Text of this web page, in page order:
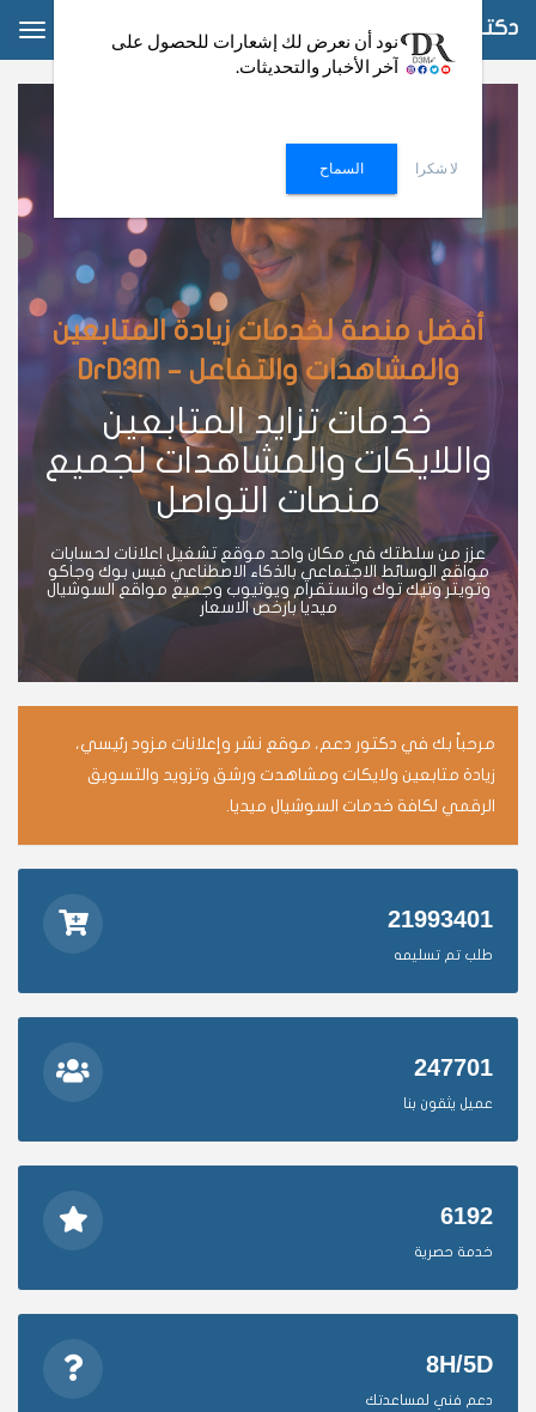
دكتور دعم
أفضل منصة لخدمات زيادة المتابعين
والمشاهدات والتفاعل – DrD3M
خدمات تزايد المتابعين
واللايكات والمشاهدات لجميع
منصات التواصل
عزز من سلطتك في مكان واحد موقع تشغيل اعلانات لحسابات
مواقع الوسائط الاجتماعي بالذكاء الاصطناعي فيس بوك وجاكو
وتويتر وتيك توك وانستقرام ويوتيوب وجميع مواقع السوشيال
ميديا بارخص الاسعار
مرحباً بك في دكتور دعم، موقع نشر وإعلانات مزود رئيسي،
زيادة متابعين ولايكات ومشاهدت ورشق وتزويد والتسويق
الرقمي لكافة خدمات السوشيال ميديا.
21993401
طلب تم تسليمه
247701
عميل يثقون بنا
6192
خدمة حصرية
8H/5D
دعم فني لمساعدتك
نود أن نعرض لك إشعارات للحصول على
آخر الأخبار والتحديثات.
لا شكرا السماح